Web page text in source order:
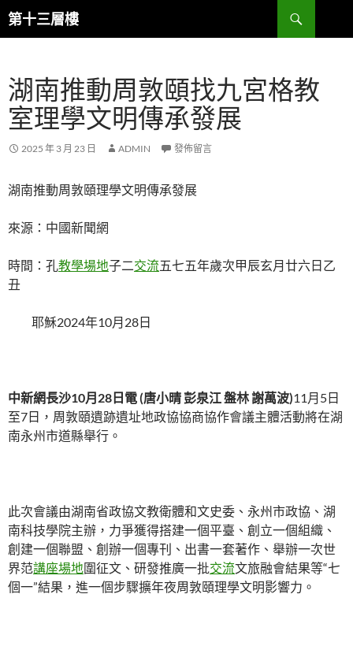
跳
至
內
容
第十三層樓
搜
尋
湖南推動周敦頤找九宮格教
室理學文明傳承發展
2025 年 3 月 23 日 ADMIN 發佈留言
湖南推動周敦頤理學文明傳承發展
來源：中國新聞網
時間：孔教學場地子二交流五七五年歲次甲辰玄月廿六日乙
丑
耶穌2024年10月28日
中新網長沙10月28日電 (唐小晴 彭泉江 盤林 謝萬波)11月5日
至7日，周敦頤遺跡遺址地政協協商協作會議主體活動將在湖
南永州市道縣舉行。
此次會議由湖南省政協文教衛體和文史委、永州市政協、湖
南科技學院主辦，力爭獲得搭建一個平臺、創立一個組織、
創建一個聯盟、創辦一個專刊、出書一套著作、舉辦一次世
界范講座場地圍征文、研發推廣一批交流文旅融會結果等“七
個一”結果，進一個步驟擴年夜周敦頤理學文明影響力。